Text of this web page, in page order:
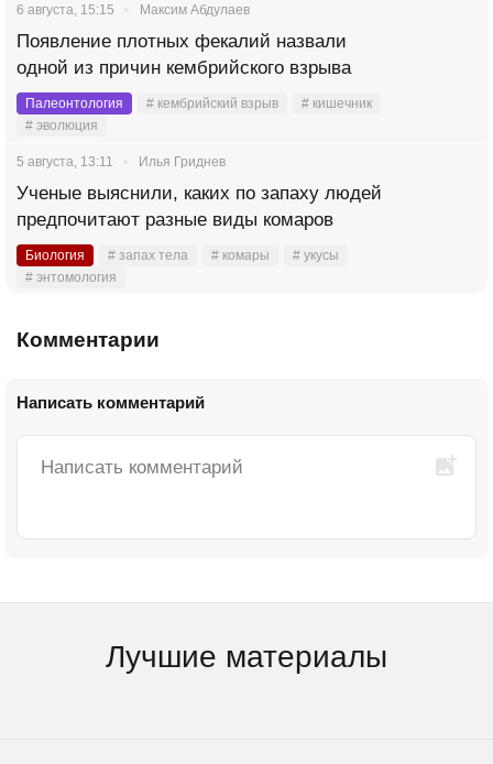
6 августа, 15:15 Максим Абдулаев
Появление плотных фекалий назвали
одной из причин кембрийского взрыва
Палеонтология # кембрийский взрыв
# кишечник
# эволюция
5 августа, 13:11 Илья Гриднев
Ученые выяснили, каких по запаху людей
предпочитают разные виды комаров
Биология # запах тела # комары
# укусы
# энтомология
Комментарии
Написать комментарий
Лучшие материалы